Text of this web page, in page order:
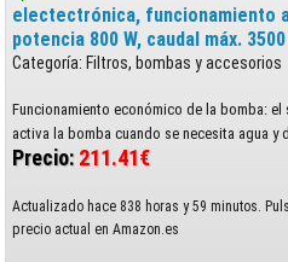
electectrónica, funcionamiento
potencia 800 W, caudal máx.
Categoría: Filtros, bombas y accesorios
Funcionamiento económico de la bomba:
activa la bomba cuando se necesita agua y
Precio: 211.41€
Actualizado hace 838 horas y 59 minutos.
precio actual en Amazon.es